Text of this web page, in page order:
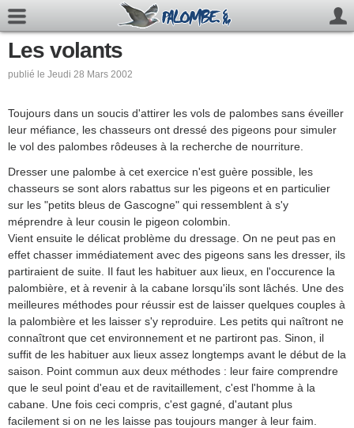
Les volants
publié le Jeudi 28 Mars 2002
Toujours dans un soucis d'attirer les vols de palombes sans éveiller
leur méfiance, les chasseurs ont dressé des pigeons pour simuler
le vol des palombes rôdeuses à la recherche de nourriture.
Dresser une palombe à cet exercice n'est guère possible, les
chasseurs se sont alors rabattus sur les pigeons et en particulier
sur les "petits bleus de Gascogne" qui ressemblent à s'y
méprendre à leur cousin le pigeon colombin.
Vient ensuite le délicat problème du dressage. On ne peut pas en
effet chasser immédiatement avec des pigeons sans les dresser, ils
partiraient de suite. Il faut les habituer aux lieux, en l'occurence la
palombière, et à revenir à la cabane lorsqu'ils sont lâchés. Une des
meilleures méthodes pour réussir est de laisser quelques couples à
la palombière et les laisser s'y reproduire. Les petits qui naîtront ne
connaîtront que cet environnement et ne partiront pas. Sinon, il
suffit de les habituer aux lieux assez longtemps avant le début de la
saison. Point commun aux deux méthodes : leur faire comprendre
que le seul point d'eau et de ravitaillement, c'est l'homme à la
cabane. Une fois ceci compris, c'est gagné, d'autant plus
facilement si on ne les laisse pas toujours manger à leur faim.